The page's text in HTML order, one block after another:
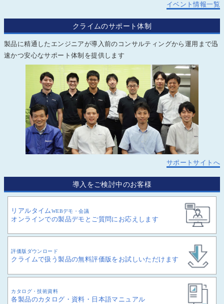
イベント情報一覧
クライムのサポート体制
製品に精通したエンジニアが導入前のコンサルティングから運用まで迅
速かつ安心なサポート体制を提供します
サポートサイトへ
導入をご検討中のお客様
リアルタイムWEBデモ・会議
オンラインでの製品デモとご質問にお応えします
評価版ダウンロード
クライムで扱う製品の無料評価版をお試しいただけます
カタログ・技術資料
各製品のカタログ・資料・日本語マニュアル